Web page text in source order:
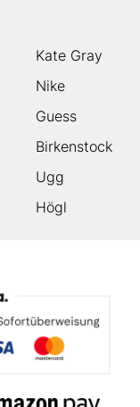
Kate Gray
Nike
Guess
Birkenstock
Ugg
Högl